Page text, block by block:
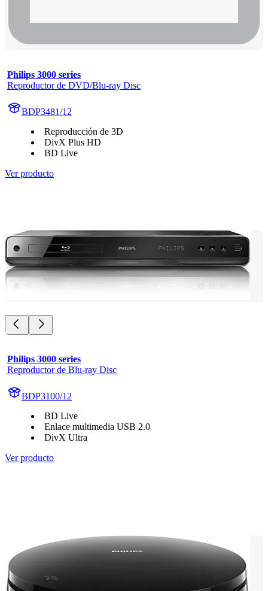
Philips 3000 series
Reproductor de DVD/Blu-ray Disc
BDP3481/12
Reproducción de 3D
DivX Plus HD
BD Live
Ver producto
Philips 3000 series
Reproductor de Blu-ray Disc
BDP3100/12
BD Live
Enlace multimedia USB 2.0
DivX Ultra
Ver producto